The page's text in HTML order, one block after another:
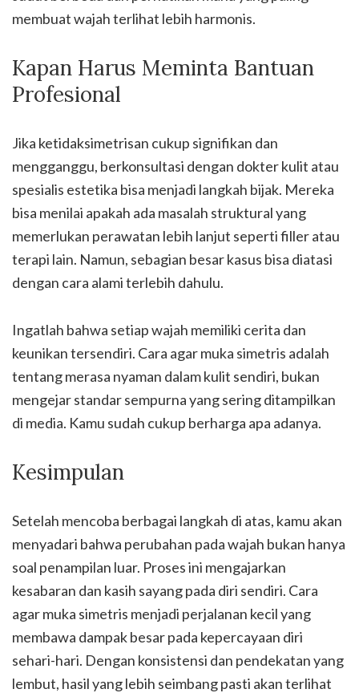
membuat wajah terlihat lebih harmonis.
Kapan Harus Meminta Bantuan
Profesional
Jika ketidaksimetrisan cukup signifikan dan
mengganggu, berkonsultasi dengan dokter kulit atau
spesialis estetika bisa menjadi langkah bijak. Mereka
bisa menilai apakah ada masalah struktural yang
memerlukan perawatan lebih lanjut seperti filler atau
terapi lain. Namun, sebagian besar kasus bisa diatasi
dengan cara alami terlebih dahulu.
Ingatlah bahwa setiap wajah memiliki cerita dan
keunikan tersendiri. Cara agar muka simetris adalah
tentang merasa nyaman dalam kulit sendiri, bukan
mengejar standar sempurna yang sering ditampilkan
di media. Kamu sudah cukup berharga apa adanya.
Kesimpulan
Setelah mencoba berbagai langkah di atas, kamu akan
menyadari bahwa perubahan pada wajah bukan hanya
soal penampilan luar. Proses ini mengajarkan
kesabaran dan kasih sayang pada diri sendiri. Cara
agar muka simetris menjadi perjalanan kecil yang
membawa dampak besar pada kepercayaan diri
sehari-hari. Dengan konsistensi dan pendekatan yang
lembut, hasil yang lebih seimbang pasti akan terlihat